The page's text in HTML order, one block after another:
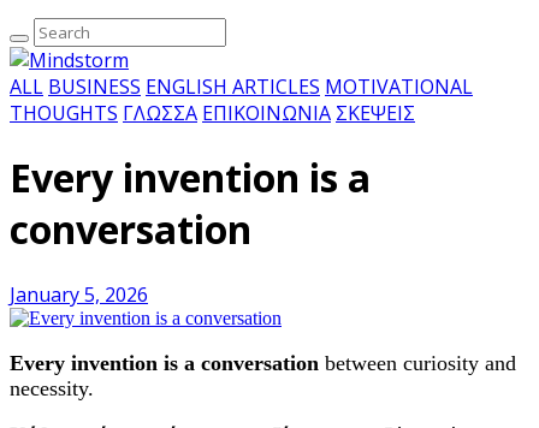
ALL BUSINESS ENGLISH ARTICLES MOTIVATIONAL
THOUGHTS ΓΛΩΣΣΑ ΕΠΙΚΟΙΝΩΝΙΑ ΣΚΕΨΕΙΣ
Every invention is a
conversation
January 5, 2026
Every invention is a conversation between curiosity and
necessity.